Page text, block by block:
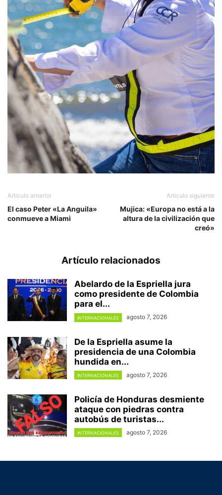
Artículo anterior
El caso Peter «La Anguila»
conmueve a Miami
Artículo siguiente
Mujica: «Europa no está a la
altura de la civilización que
creó»
Artículo relacionados
Abelardo de la Espriella jura
como presidente de Colombia
para el...
INTERNACIONALES agosto 7, 2026
De la Espriella asume la
presidencia de una Colombia
hundida en...
INTERNACIONALES agosto 7, 2026
Policía de Honduras desmiente
ataque con piedras contra
autobús de turistas...
INTERNACIONALES agosto 7, 2026